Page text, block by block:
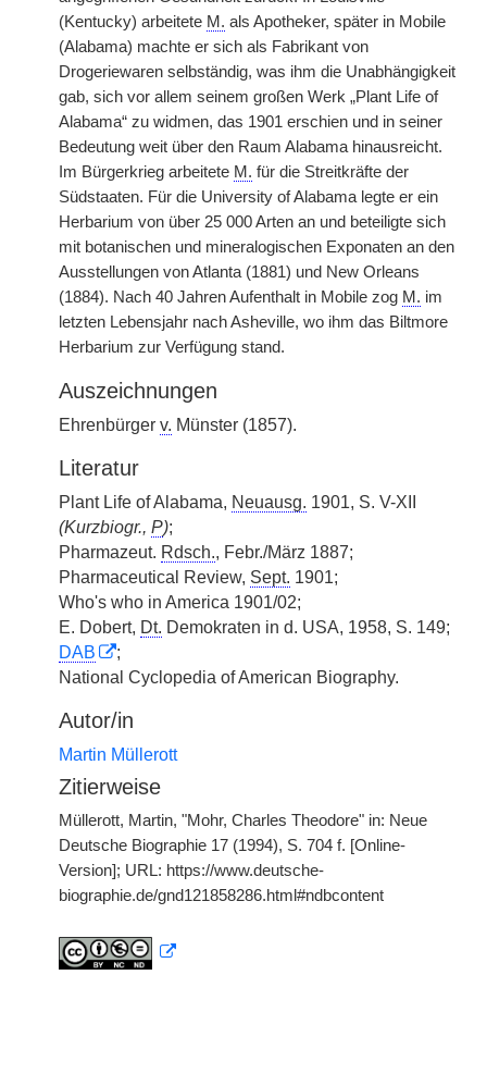
(Kentucky) arbeitete M. als Apotheker, später in Mobile
(Alabama) machte er sich als Fabrikant von
Drogeriewaren selbständig, was ihm die Unabhängigkeit
gab, sich vor allem seinem großen Werk „Plant Life of
Alabama“ zu widmen, das 1901 erschien und in seiner
Bedeutung weit über den Raum Alabama hinausreicht.
Im Bürgerkrieg arbeitete M. für die Streitkräfte der
Südstaaten. Für die University of Alabama legte er ein
Herbarium von über 25 000 Arten an und beteiligte sich
mit botanischen und mineralogischen Exponaten an den
Ausstellungen von Atlanta (1881) und New Orleans
(1884). Nach 40 Jahren Aufenthalt in Mobile zog M. im
letzten Lebensjahr nach Asheville, wo ihm das Biltmore
Herbarium zur Verfügung stand.
Auszeichnungen
Ehrenbürger v. Münster (1857).
Literatur
Plant Life of Alabama, Neuausg. 1901, S. V-XII
(Kurzbiogr., P);
Pharmazeut. Rdsch., Febr./März 1887;
Pharmaceutical Review, Sept. 1901;
Who's who in America 1901/02;
E. Dobert, Dt. Demokraten in d. USA, 1958, S. 149;
DAB
;
National Cyclopedia of American Biography.
Autor/in
Martin Müllerott
Zitierweise
Müllerott, Martin, "Mohr, Charles Theodore" in: Neue
Deutsche Biographie 17 (1994), S. 704 f. [Online-
Version]; URL: https://www.deutsche-
biographie.de/gnd121858286.html#ndbcontent